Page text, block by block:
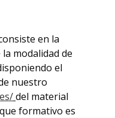
en la
modalidad de
el
nuestro
del material
formativo es